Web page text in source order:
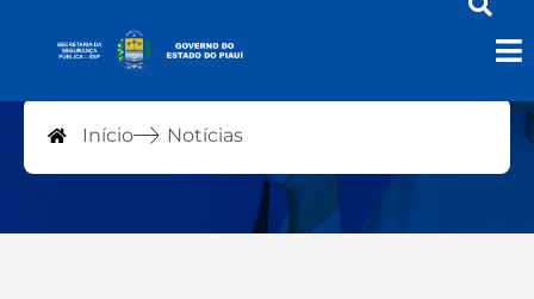
Notícias
Início Notícias